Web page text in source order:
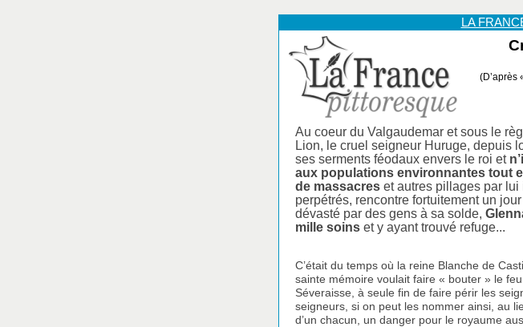
LA
(D’après
Au coeur du Valgaudemar et sous le
Lion, le cruel seigneur Huruge, depuis
ses serments féodaux envers le roi et
aux populations environnantes tout
de massacres et autres pillages par lui
perpétrés, rencontre fortuitement un
dévasté par des gens à sa solde,
mille soins et y ayant trouvé refuge...
C’était du temps où la reine Blanche de
sainte mémoire voulait faire « bouter » le
Séveraisse, à seule fin de faire périr les
seigneurs, si on peut les nommer ainsi, au
d’un chacun, un danger pour le royaume